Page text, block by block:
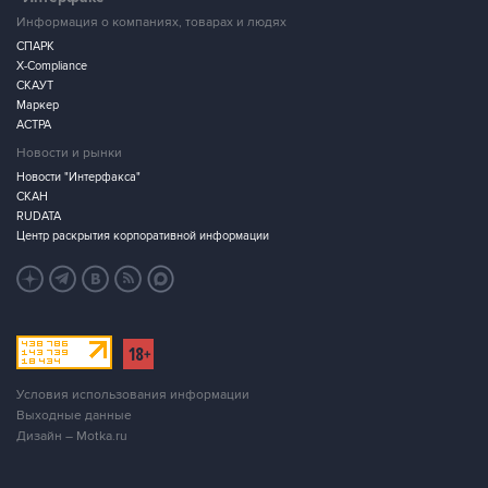
Информация о компаниях, товарах и людях
СПАРК
X-Compliance
СКАУТ
Маркер
АСТРА
Новости и рынки
Новости "Интерфакса"
СКАН
RUDATA
Центр раскрытия корпоративной информации
Условия использования информации
Выходные данные
Дизайн – Motka.ru